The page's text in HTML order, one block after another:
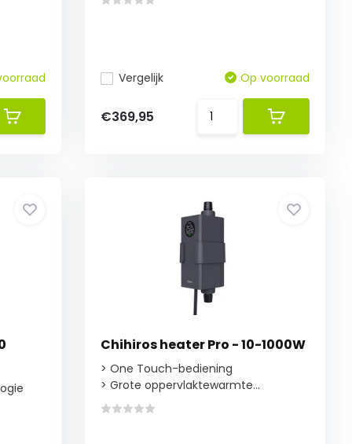
Vergelijk Op voorraad
€369,95
Chihiros heater Pro - 10-1000W
> One Touch-bediening
> Grote oppervlaktewarmte...